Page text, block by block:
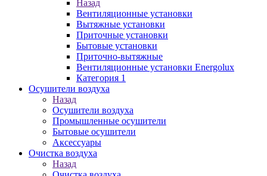
Назад
Вентиляционные установки
Вытяжные установки
Приточные установки
Бытовые установки
Приточно-вытяжные
Вентиляционные установки Energolux
Категория 1
Осушители воздуха
Назад
Осушители воздуха
Промышленные осушители
Бытовые осушители
Аксессуары
Очистка воздуха
Назад